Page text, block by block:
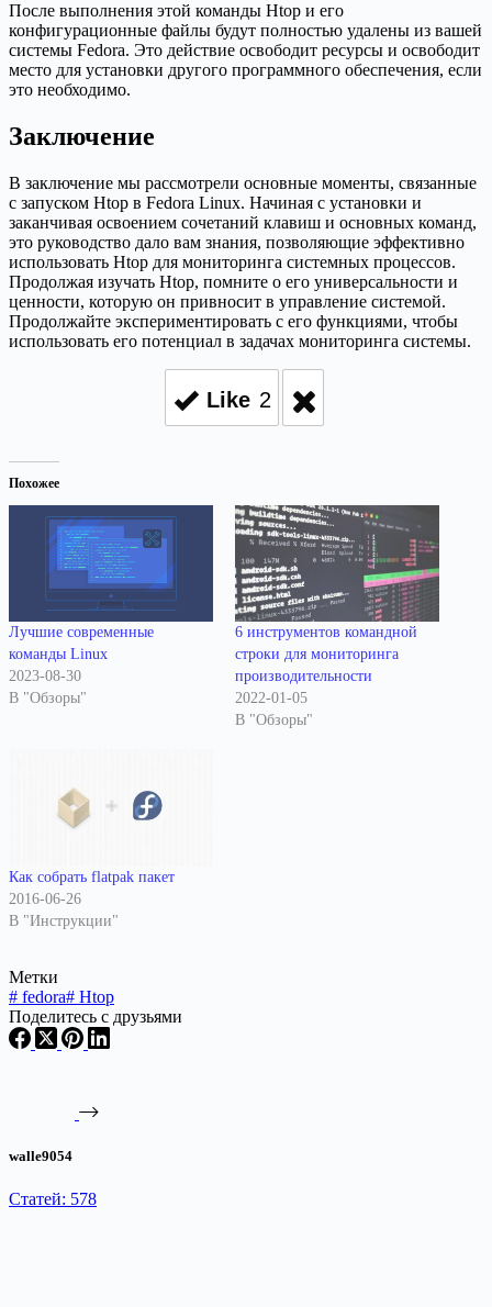
После выполнения этой команды Htop и его
конфигурационные файлы будут полностью удалены из вашей
системы Fedora. Это действие освободит ресурсы и освободит
место для установки другого программного обеспечения, если
это необходимо.
Заключение
В заключение мы рассмотрели основные моменты, связанные
с запуском Htop в Fedora Linux. Начиная с установки и
заканчивая освоением сочетаний клавиш и основных команд,
это руководство дало вам знания, позволяющие эффективно
использовать Htop для мониторинга системных процессов.
Продолжая изучать Htop, помните о его универсальности и
ценности, которую он привносит в управление системой.
Продолжайте экспериментировать с его функциями, чтобы
использовать его потенциал в задачах мониторинга системы.
Like 2
Похожее
Лучшие современные
команды Linux
2023-08-30
В "Обзоры"
6 инструментов командной
строки для мониторинга
производительности
2022-01-05
В "Обзоры"
Как собрать flatpak пакет
2016-06-26
В "Инструкции"
Метки
# fedora# Htop
Поделитесь с друзьями
walle9054
Статей: 578